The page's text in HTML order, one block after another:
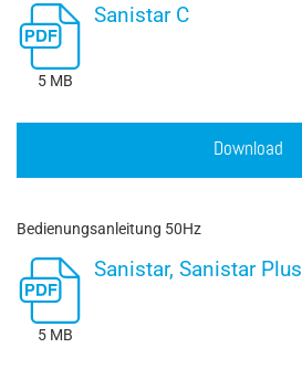
5 MB
Sanistar C
Download
Bedienungsanleitung 50Hz
5 MB
Sanistar, Sanistar Plus